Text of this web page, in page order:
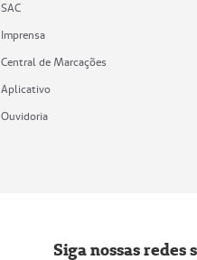
SAC
Imprensa
Central de Marcações
Aplicativo
Ouvidoria
Siga nossas redes